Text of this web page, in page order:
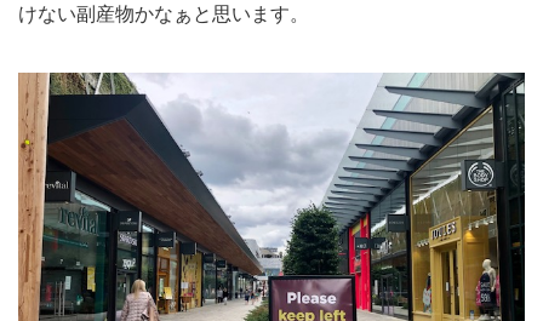
けない副産物かなぁと思います。